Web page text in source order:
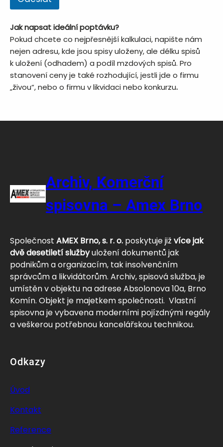
Jak napsat ideální poptávku?
Pokud chcete co nejpřesnější kalkulaci, napište nám
nejen adresu, kde jsou spisy uloženy, ale délku spisů
k uložení (odhadem) a podíl mzdových spisů. Pro
stanovení ceny je také rozhodující, jestli jde o firmu
„živou“, nebo o firmu v likvidaci nebo konkurzu.
Archiv, Komerční
spisovna – Amex Brno
Společnost AMEX Brno, s. r. o. poskytuje již více jak
dvě desetiletí službyuložení dokumentů jak
podnikům a organizacím, tak insolvenčním
správcům a likvidátorům. Archiv, spisová služba, je
umístěn v objektu na adrese Absolonova 10a, Brno
Komín. Objekt je majetkem společnosti. Vlastní
spisovna je vybavena moderními pojízdnými regály
a veškerou potřebnou kancelářskou technikou.
Odkazy
Úvod
Kontakt
Reference